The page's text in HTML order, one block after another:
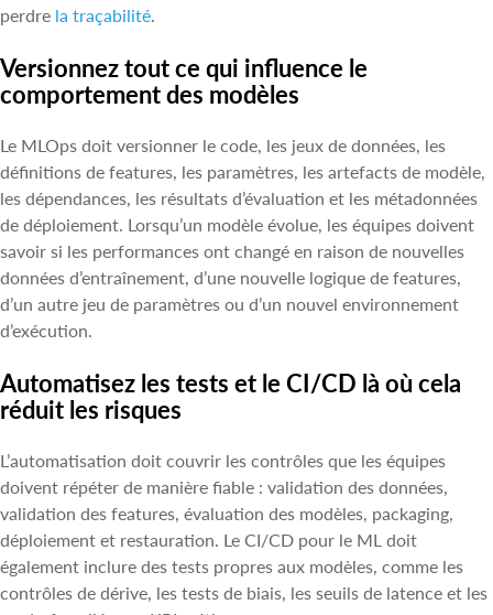
perdre la traçabilité
Versionnez tout ce qui influence le
comportement des modèles
Le MLOps doit versionner le code, les jeux de données, les
définitions de features, les paramètres, les artefacts de modèle,
les dépendances, les résultats d’évaluation et les métadonnées
de déploiement. Lorsqu’un modèle évolue, les équipes doivent
savoir si les performances ont changé en raison de nouvelles
données d’entraînement, d’une nouvelle logique de features,
d’un autre jeu de paramètres ou d’un nouvel environnement
d’exécution.
Automatisez les tests et le CI/CD là où cela
réduit les risques
L’automatisation doit couvrir les contrôles que les équipes
doivent répéter de manière fiable : validation des données,
validation des features, évaluation des modèles, packaging,
déploiement et restauration. Le CI/CD pour le ML doit
également inclure des tests propres aux modèles, comme les
contrôles de dérive, les tests de biais, les seuils de latence et les